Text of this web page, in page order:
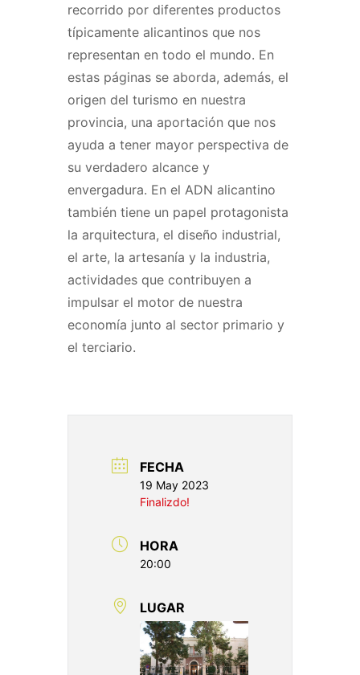
recorrido por diferentes productos
típicamente alicantinos que nos
representan en todo el mundo. En
estas páginas se aborda, además, el
origen del turismo en nuestra
provincia, una aportación que nos
ayuda a tener mayor perspectiva de
su verdadero alcance y
envergadura. En el ADN alicantino
también tiene un papel protagonista
la arquitectura, el diseño industrial,
el arte, la artesanía y la industria,
actividades que contribuyen a
impulsar el motor de nuestra
economía junto al sector primario y
el terciario.
FECHA
19 May 2023
Finalizdo!
HORA
20:00
LUGAR